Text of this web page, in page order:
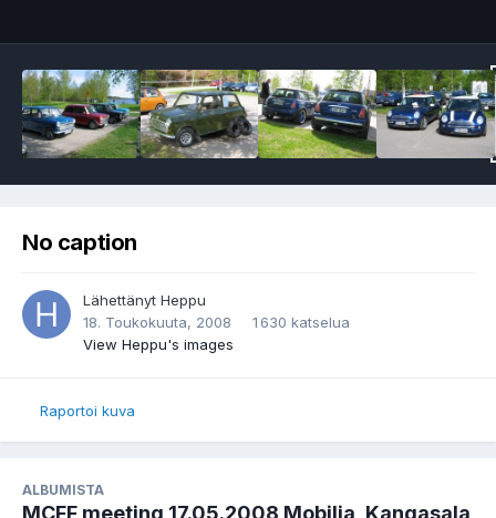
No caption
Lähettänyt Heppu
18. Toukokuuta, 2008
1 630 katselua
View Heppu's images
Raportoi kuva
ALBUMISTA
MCFF meeting 17.05.2008 Mobilia, Kangasala